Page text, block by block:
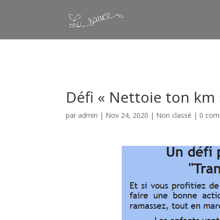
: Constant WP_CRON_LOCK_TIMEOUT already defined in
Défi « Nettoie ton km
par admin | Nov 24, 2020 | Non classé | 0